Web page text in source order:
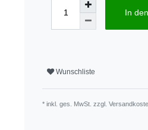
In
Wunschliste
* inkl. ges. MwSt. zzgl.